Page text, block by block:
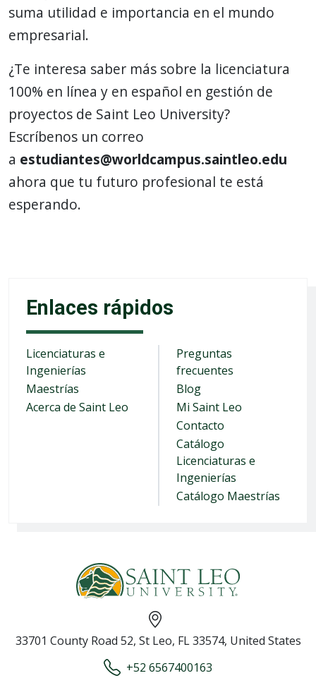
suma utilidad e importancia en el mundo
empresarial.
¿Te interesa saber más sobre la licenciatura
100% en línea y en español en gestión de
proyectos de Saint Leo University?
Escríbenos un correo
a estudiantes@worldcampus.saintleo.edu
ahora que tu futuro profesional te está
esperando.
Enlaces rápidos
Licenciaturas e
Ingenierías
Maestrías
Acerca de Saint Leo
Preguntas
frecuentes
Blog
Mi Saint Leo
Contacto
Catálogo
Licenciaturas e
Ingenierías
Catálogo Maestrías
33701 County Road 52, St Leo, FL 33574, United States
+52 6567400163